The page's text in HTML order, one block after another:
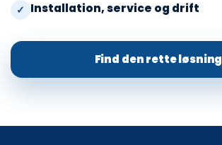
Installation, service og drift
Find den rette løsning